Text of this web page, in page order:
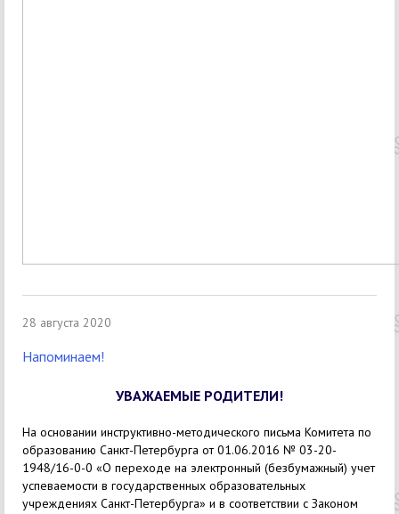
28 августа 2020
Напоминаем!
УВАЖАЕМЫЕ РОДИТЕЛИ!
На основании инструктивно-методического письма Комитета по
образованию Санкт-Петербурга от 01.06.2016 № 03-20-
1948/16-0-0 «О переходе на электронный (безбумажный) учет
успеваемости в государственных образовательных
учреждениях Санкт-Петербурга» и в соответствии с Законом